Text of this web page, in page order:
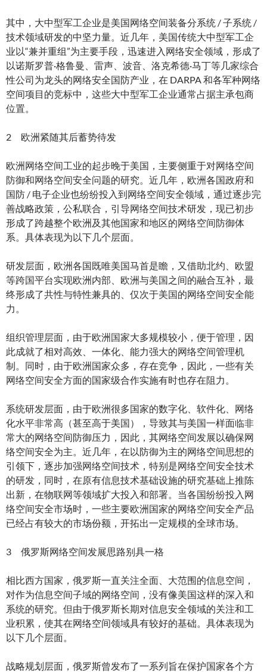
其中，大中型军工企业是美国网络空间装备分系统 / 子系统 /
技术领域研发的中坚力量。近几年，美国传统大中型军工企
业以“兼并重组”为主要手段，迅速进入网络安全领域，形成了
以诺斯罗普·格鲁曼、雷声、波音、洛克希德·马丁等几家综合
性公司为龙头的网络安全国防产业，在 DARPA 和各军种网络
空间项目的竞标中，这些大中型军工企业通常占据主承包商
位置。
2 欧洲紧随其后蓄势待发
欧洲网络空间工业的起步晚于美国，主要侧重于对网络空间
防御和网络空间安全问题的研究。近几年，欧洲各国政府和
国防 / 电子企业也纷纷投入到网络空间安全领域，通过逐步完
善战略政策，公私联合，引导网络空间技术研发，现已初步
形成了跨越整个欧洲及其他国家和地区的网络空间防御体
系。具体表现为以下几个层面。
研发层面，欧洲各国既唯美国马首是瞻，又借助北约、欧盟
等跨国平台实现欧洲内部、欧洲与美国之间的融合互补，最
终形成了共性与特性兼具的、仅次于美国的网络空间安全能
力。
组织管理层面，由于欧洲国家大多规模较小，便于管理，因
此成就了相对高效、一体化、能力强大的网络空间管理机
制。同时，由于欧洲国家众多，存在竞争，因此，一些有关
网络空间安全方面的国家级合作实施有时也存在阻力。
系统研发层面，由于欧洲很多国家的数字化、软件化、网络
化水平非常高（甚至高于美国），导致其与美国一样面临非
常大的网络空间防御压力，因此，其网络空间发展以确保网
络空间安全为主。近几年，在以防御为主的网络空间思想的
引领下，逐步加强网络空间技术，特别是网络空间安全技术
的研发，同时，在原有信息技术基础设施的研究基础上推陈
出新，在物联网等领域扩大投入和部署。当各国纷纷投入网
络空间安全市场时，一些主要欧洲国家的网络空间安全产品
已经占有较大的市场份额，开拓出一定规模的全球市场。
3 俄罗斯网络空间发展思路别具一格
相比西方国家，俄罗斯一直关注全面、大范围的信息空间，
对作为信息空间子域的网络空间，没有像美国这样的深入和
系统的研究。但由于俄罗斯长期对信息安全领域的关注和工
业积累，使其在网络空间领域具有较好的基础。具体表现为
以下几个层面。
战略规划层面，俄罗斯曾发布了一系列旨在保护国家各个方